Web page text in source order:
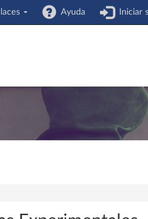
Ayuda Iniciar